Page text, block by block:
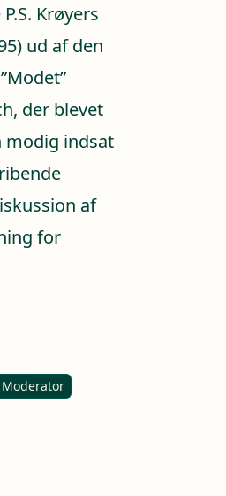
Krøyers
ud af den
der blevet
modig indsat
af
for
Moderator